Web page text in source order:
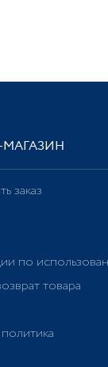
МАГАЗИН
заказ
по
товара